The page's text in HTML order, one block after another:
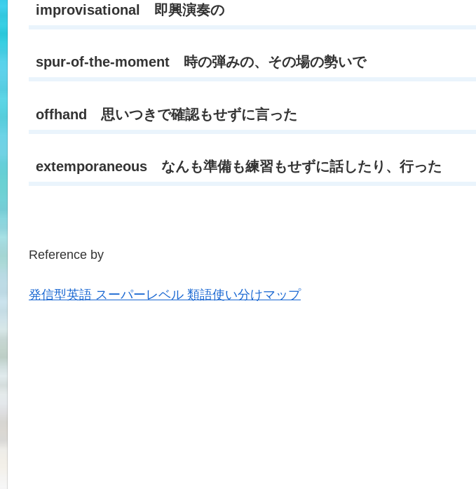
improvisational 即興演奏の
spur-of-the-moment 時の弾みの、その場の勢いで
offhand 思いつきで確認もせずに言った
extemporaneous なんも準備も練習もせずに話したり、行った
Reference by
発信型英語 スーパーレベル 類語使い分けマップ